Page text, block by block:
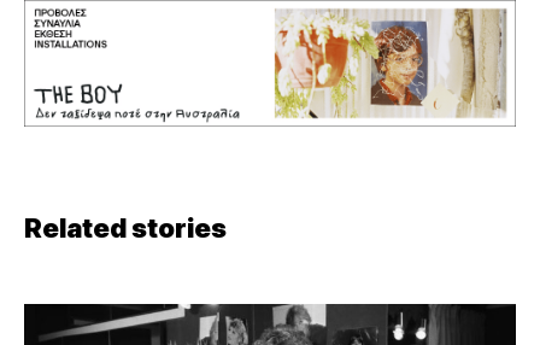
Related stories